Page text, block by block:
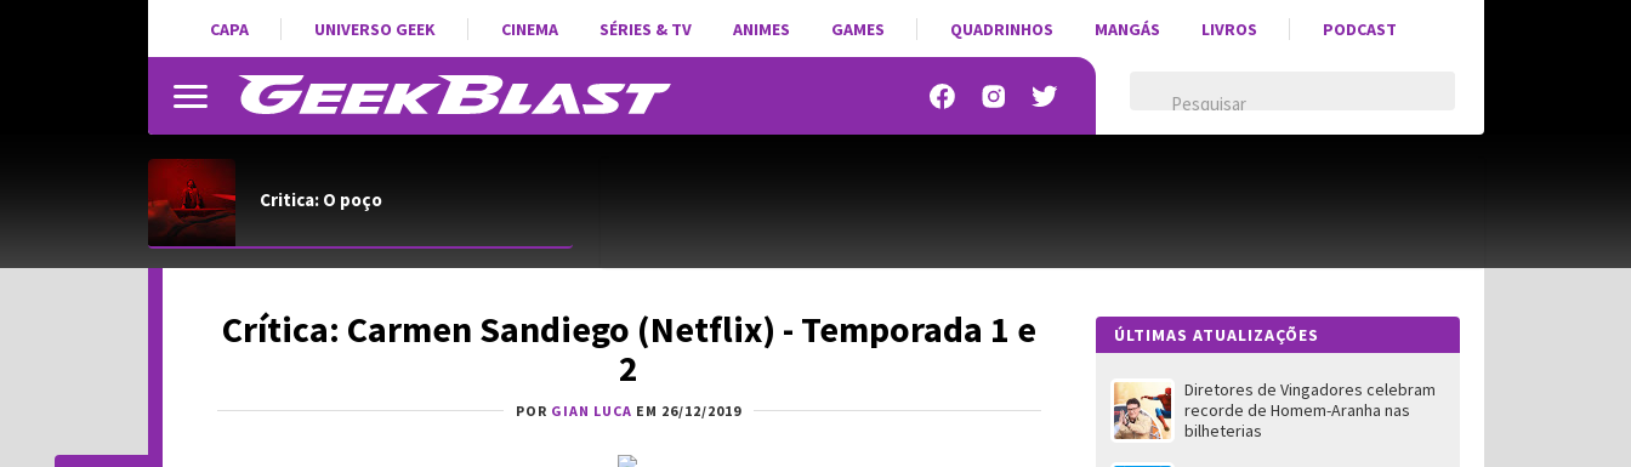
CAPA UNIVERSO GEEK CINEMA SÉRIES & TV ANIMES GAMES QUADRINHOS MANGÁS LIVROS PODCAST
Critica: O poço
Crítica: Carmen Sandiego (Netflix) - Temporada 1 e
2
POR GIAN LUCA EM 26/12/2019
ÚLTIMAS ATUALIZAÇÕES
Diretores de Vingadores celebram
recorde de Homem-Aranha nas
bilheterias